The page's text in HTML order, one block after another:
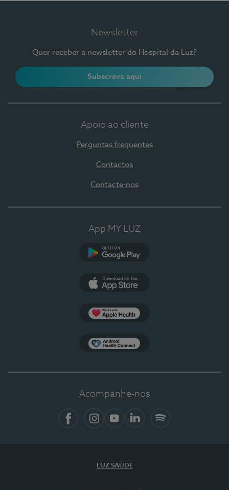
Newsletter
Quer receber a newsletter do Hospital da Luz?
Subscreva aqui
Apoio ao cliente
Perguntas frequentes
Contactos
Contacte-nos
App MY LUZ
Acompanhe-nos
LUZ SAÚDE